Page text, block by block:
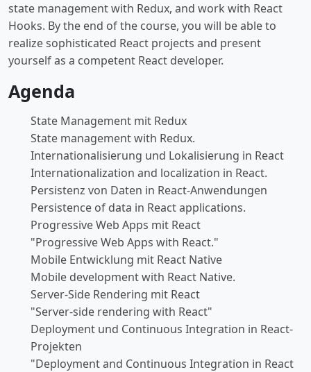
state management with Redux, and work with React
Hooks. By the end of the course, you will be able to
realize sophisticated React projects and present
yourself as a competent React developer.
Agenda
State Management mit Redux
State management with Redux.
Internationalisierung und Lokalisierung in React
Internationalization and localization in React.
Persistenz von Daten in React-Anwendungen
Persistence of data in React applications.
Progressive Web Apps mit React
"Progressive Web Apps with React."
Mobile Entwicklung mit React Native
Mobile development with React Native.
Server-Side Rendering mit React
"Server-side rendering with React"
Deployment und Continuous Integration in React-
Projekten
"Deployment and Continuous Integration in React